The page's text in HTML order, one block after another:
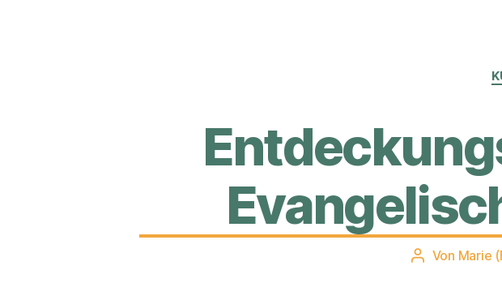
Beitragsautor
Von Marie